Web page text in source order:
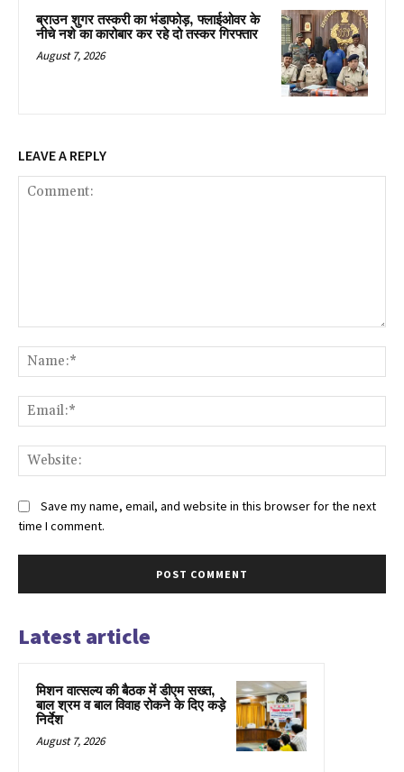
ब्राउन शुगर तस्करी का भंडाफोड़, फ्लाईओवर के
नीचे नशे का कारोबार कर रहे दो तस्कर गिरफ्तार
August 7, 2026
LEAVE A REPLY
Save my name, email, and website in this browser for the next
time I comment.
Latest article
मिशन वात्सल्य की बैठक में डीएम सख्त,
बाल श्रम व बाल विवाह रोकने के दिए कड़े
निर्देश
August 7, 2026